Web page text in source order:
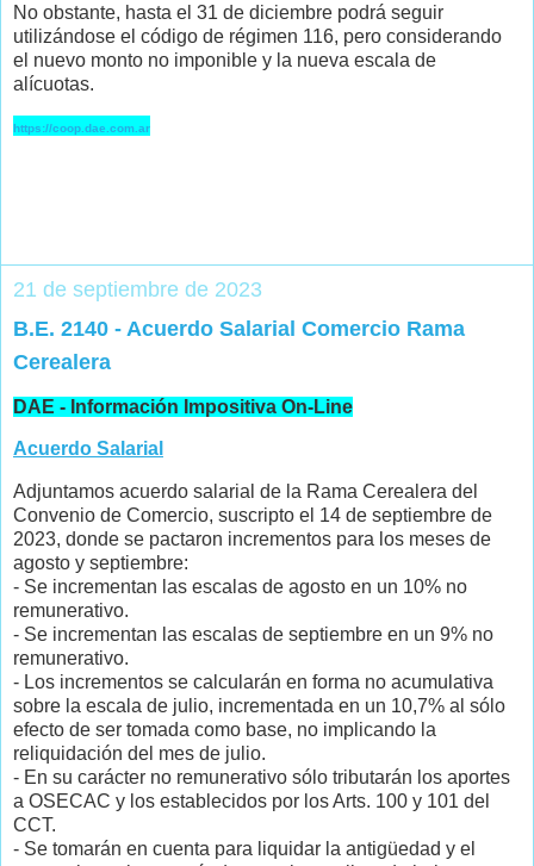
No obstante, hasta el 31 de diciembre podrá seguir
utilizándose el código de régimen 116, pero considerando
el nuevo monto no imponible y la nueva escala de
alícuotas.
https://coop.dae.com.ar
21 de septiembre de 2023
B.E. 2140 - Acuerdo Salarial Comercio Rama
Cerealera
DAE - Información Impositiva On-Line
Acuerdo Salarial
Adjuntamos acuerdo salarial de la Rama Cerealera del
Convenio de Comercio, suscripto el 14 de septiembre de
2023, donde se pactaron incrementos para los meses de
agosto y septiembre:
- Se incrementan las escalas de agosto en un 10% no
remunerativo.
- Se incrementan las escalas de septiembre en un 9% no
remunerativo.
- Los incrementos se calcularán en forma no acumulativa
sobre la escala de julio, incrementada en un 10,7% al sólo
efecto de ser tomada como base, no implicando la
reliquidación del mes de julio.
- En su carácter no remunerativo sólo tributarán los aportes
a OSECAC y los establecidos por los Arts. 100 y 101 del
CCT.
- Se tomarán en cuenta para liquidar la antigüedad y el